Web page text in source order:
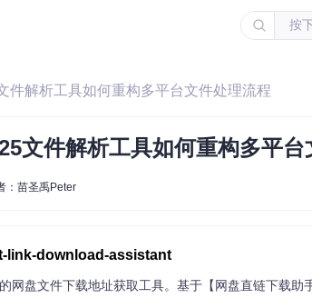
按
件解析工具如何重构多平台文件处理流程
文件解析工具如何重构多平
：苗圣禹Peter
link-download-assistant